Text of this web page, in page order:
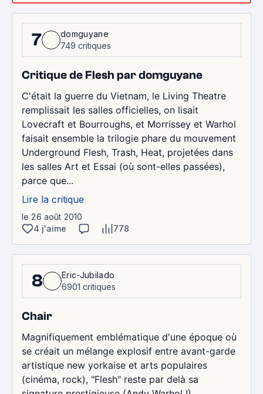
7
domguyane
749 critiques
Critique de Flesh par domguyane
C'était la guerre du Vietnam, le Living Theatre
remplissait les salles officielles, on lisait
Lovecraft et Bourroughs, et Morrissey et Warhol
faisait ensemble la trilogie phare du mouvement
Underground Flesh, Trash, Heat, projetées dans
les salles Art et Essai (où sont-elles passées),
parce que...
Lire la critique
le 26 août 2010
4 j'aime
778
8
Eric-Jubilado
6901 critiques
Chair
Magnifiquement emblématique d'une époque où
se créait un mélange explosif entre avant-garde
artistique new yorkaise et arts populaires
(cinéma, rock), "Flesh" reste par delà sa